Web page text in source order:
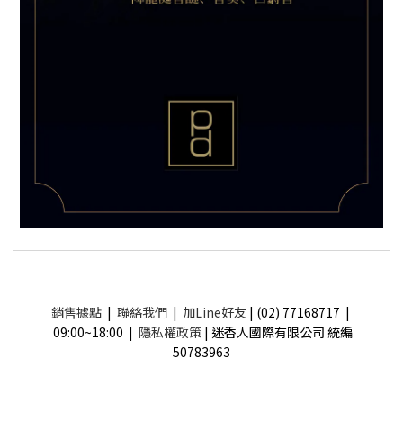
銷售據點| 聯絡我們| 加Line好友 | (02) 77168717 |
09:00~18:00 | 隱私權政策 | 迷香人國際有限公司 統編
50783963